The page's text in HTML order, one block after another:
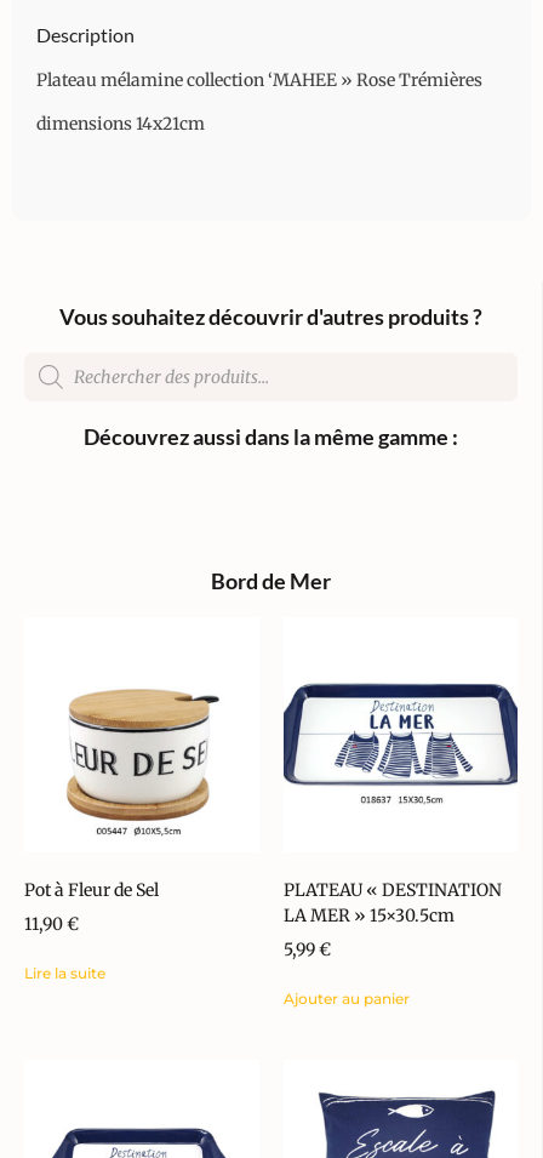
Description
Plateau mélamine collection ‘MAHEE » Rose Trémières
dimensions 14x21cm
Vous souhaitez découvrir d'autres produits ?
Découvrez aussi dans la même gamme :
Bord de Mer
Pot à Fleur de Sel
11,90€
Lire la suite
PLATEAU « DESTINATION
LA MER » 15×30.5cm
5,99€
Ajouter au panier